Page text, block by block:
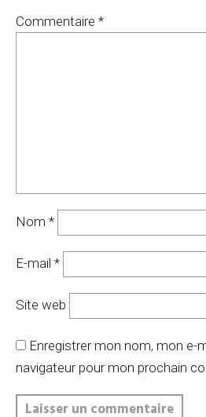
Commentaire *
Nom *
E-mail *
Site web
Enregistrer mon nom, mon e-
navigateur pour mon prochain